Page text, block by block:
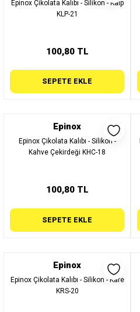
Epinox Çikolata Kalıbı - Silikon - Kalp
KLP-21
100,80 TL
SEPETE EKLE
Epinox
Epinox Çikolata Kalıbı - Silikon -
Kahve Çekirdeği KHC-18
100,80 TL
SEPETE EKLE
Epinox
Epinox Çikolata Kalıbı - Silikon - Kare
KRS-20